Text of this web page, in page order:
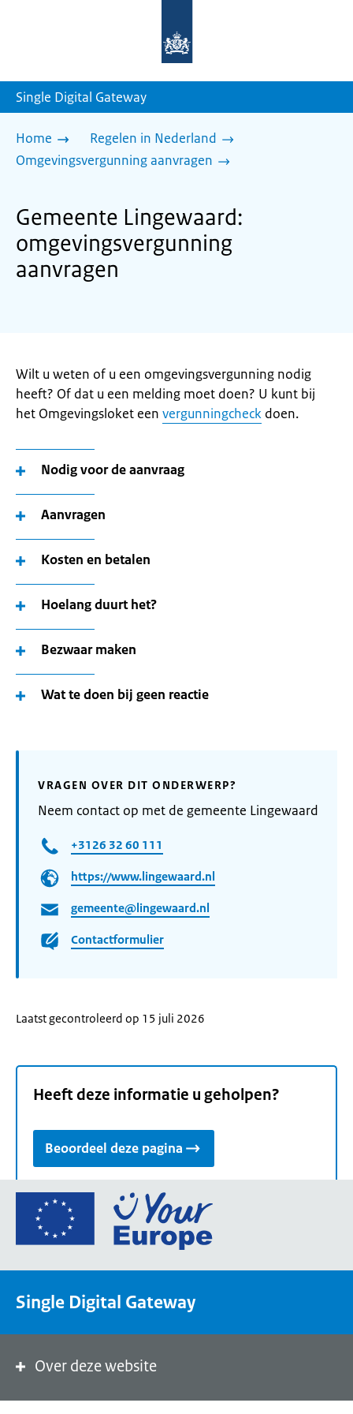
homepage
Single Digital Gateway
Home
Regelen in Nederland
Omgevingsvergunning aanvragen
Gemeente Lingewaard:
omgevingsvergunning
aanvragen
Wilt u weten of u een omgevingsvergunning nodig
heeft? Of dat u een melding moet doen? U kunt bij
het Omgevingsloket een vergunningcheck doen.
Nodig voor de aanvraag
Aanvragen
Kosten en betalen
Hoelang duurt het?
Bezwaar maken
Wat te doen bij geen reactie
VRAGEN OVER DIT ONDERWERP?
Neem contact op met de gemeente Lingewaard
+3126 32 60 111
https://www.lingewaard.nl
gemeente@lingewaard.nl
Contactformulier
Laatst gecontroleerd op 15 juli 2026
Heeft deze informatie u geholpen?
Beoordeel deze pagina
Ga
de
een
de
Single Digital Gateway
Over deze website